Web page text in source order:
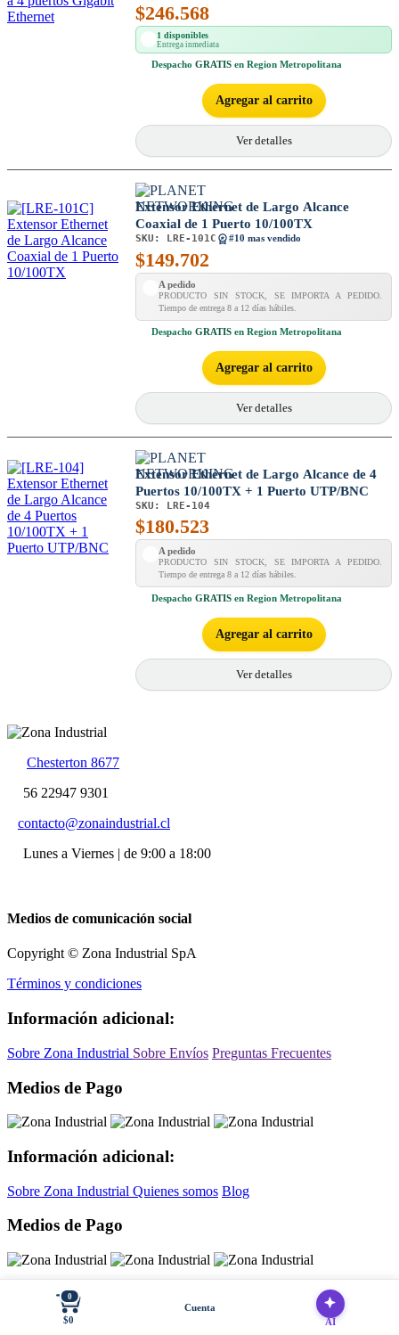
$246.568
1 disponibles
Entrega inmediata
Despacho GRATIS en Region Metropolitana
Agregar al carrito
Ver detalles
Extensor Ethernet de Largo Alcance
Coaxial de 1 Puerto 10/100TX
SKU: LRE-101C #10 mas vendido
$149.702
A pedido
PRODUCTO SIN STOCK, SE IMPORTA A PEDIDO.
Tiempo de entrega 8 a 12 días hábiles.
Despacho GRATIS en Region Metropolitana
Agregar al carrito
Ver detalles
Extensor Ethernet de Largo Alcance de 4
Puertos 10/100TX + 1 Puerto UTP/BNC
SKU: LRE-104
$180.523
A pedido
PRODUCTO SIN STOCK, SE IMPORTA A PEDIDO.
Tiempo de entrega 8 a 12 días hábiles.
Despacho GRATIS en Region Metropolitana
Agregar al carrito
Ver detalles
Chesterton 8677
56 22947 9301
contacto@zonaindustrial.cl
Lunes a Viernes | de 9:00 a 18:00
Medios de comunicación social
Copyright © Zona Industrial SpA
Términos y condiciones
Información adicional:
Sobre Zona Industrial Sobre Envíos Preguntas Frecuentes
Medios de Pago
Información adicional:
Sobre Zona Industrial Quienes somos Blog
Medios de Pago
Contáctenos
0
$0
Cuenta
AI